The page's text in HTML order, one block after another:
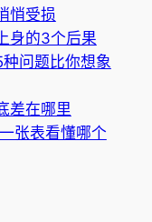
悄受损
身的3个后果
问题比你想象
差在哪里
张表看懂哪个